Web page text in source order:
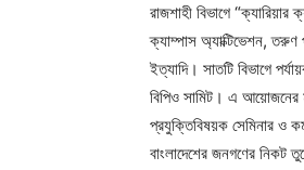
রাজশাহী বিভাগে
ক্যাম্পাস অ্যাক্টিভেশন, তরুণ
ইত্যাদি। সাতটি বিভাগে
বিপিও সামিট। এ আয়োজনের
প্রযুক্তিবিষয়ক সেমিনার ও
বাংলাদেশের জনগণের নিকট